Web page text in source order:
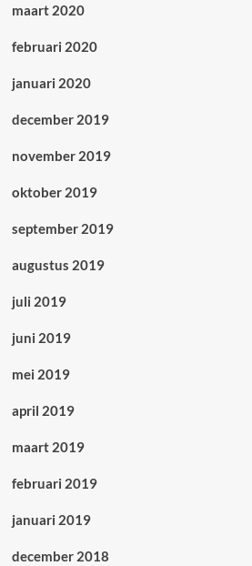
maart 2020
februari 2020
januari 2020
december 2019
november 2019
oktober 2019
september 2019
augustus 2019
juli 2019
juni 2019
mei 2019
april 2019
maart 2019
februari 2019
januari 2019
december 2018